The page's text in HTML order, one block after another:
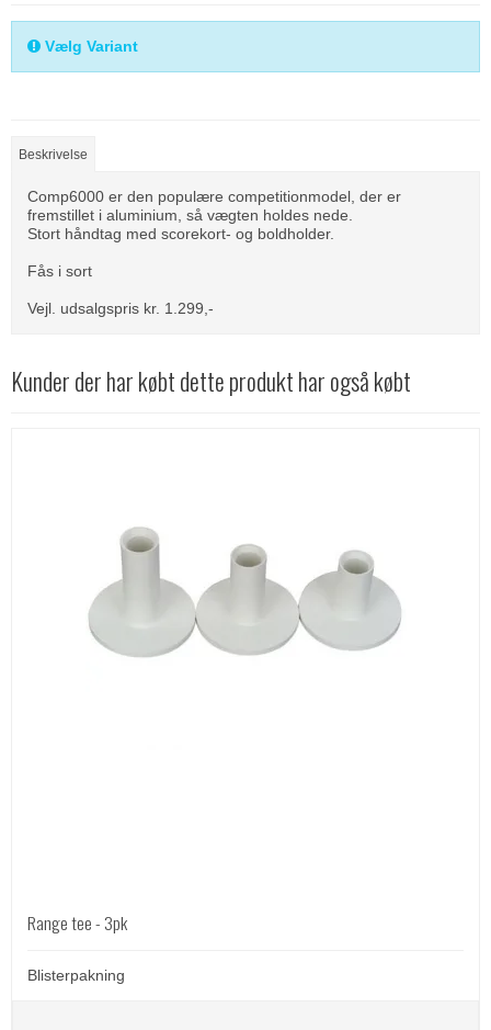
Vælg Variant
Beskrivelse
Comp6000 er den populære competitionmodel, der er
fremstillet i aluminium, så vægten holdes nede.
Stort håndtag med scorekort- og boldholder.
Fås i sort
Vejl. udsalgspris kr. 1.299,-
Kunder der har købt dette produkt har også købt
Range tee - 3pk
Blisterpakning